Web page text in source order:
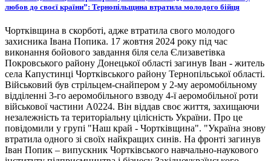
любов до своєї країни”: Тернопільщина втратила молодого бійця
Чортківщина в скорботі, адже втратила свого молодого
захисника Івана Попика. 17 жовтня 2024 року під час
виконання бойового завдання біля села Єлизаветівка
Покровського району Донецької області загинув Іван - житель
села Капустинці Чортківського району Тернопільської області.
Військовий був стрільцем-снайпером у 2-му аеромобільному
відділенні 3-го аеромобільного взводу 4-ї аеромобільної роти
військової частини А0224. Він віддав своє життя, захищаючи
незалежність та територіальну цілісність України. Про це
повідомили у групі "Наш край - Чортківщина". "Україна знову
втратила одного зі своїх найкращих синів. На фронті загинув
Іван Попик – випускник Чортківського навчально-наукового